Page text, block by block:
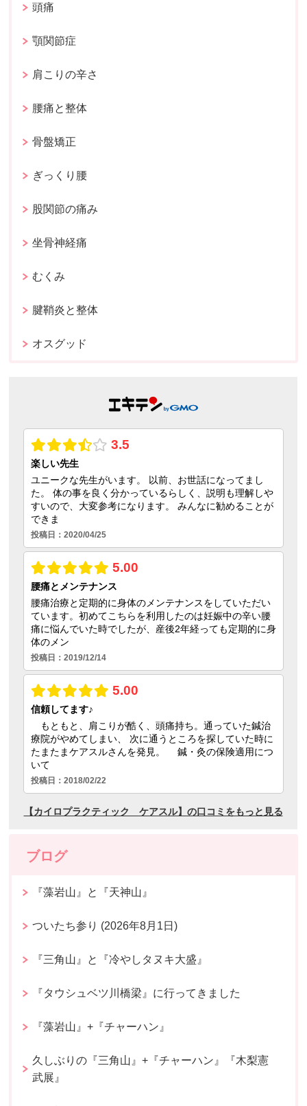
頭痛
顎関節症
肩こりの辛さ
腰痛と整体
骨盤矯正
ぎっくり腰
股関節の痛み
坐骨神経痛
むくみ
腱鞘炎と整体
オスグッド
ブログ
『藻岩山』と『天神山』
ついたち参り (2026年8月1日)
『三角山』と『冷やしタヌキ大盛』
『タウシュベツ川橋梁』に行ってきました
『藻岩山』+『チャーハン』
久しぶりの『三角山』+『チャーハン』『木梨憲
武展』